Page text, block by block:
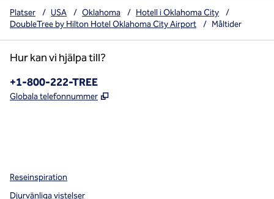
Platser / USA / Oklahoma / Hotell i Oklahoma City
/
DoubleTree by Hilton Hotel Oklahoma City Airport
/ Måltider
Hur kan vi hjälpa till?
Telefon:
+1-800-222-TREE
Globala telefonnummer ,
Reseinspiration
Djurvänliga vistelser